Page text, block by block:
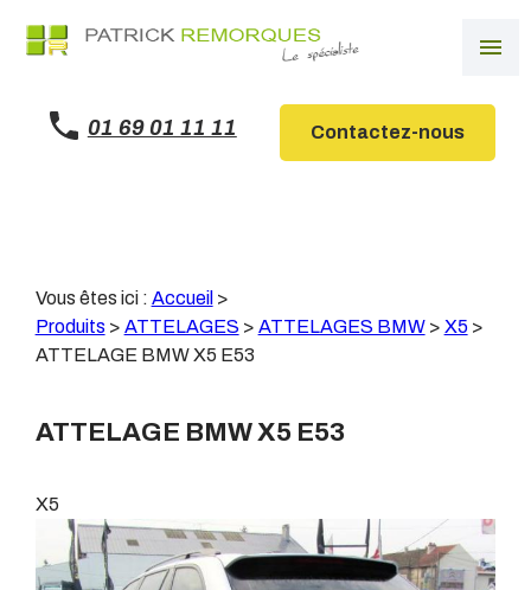
menu
01 69 01 11 11 Contactez-nous
Vous êtes ici : Accueil >
Produits > ATTELAGES > ATTELAGES BMW> X5 >
ATTELAGE BMW X5 E53
ATTELAGE BMW X5 E53
X5